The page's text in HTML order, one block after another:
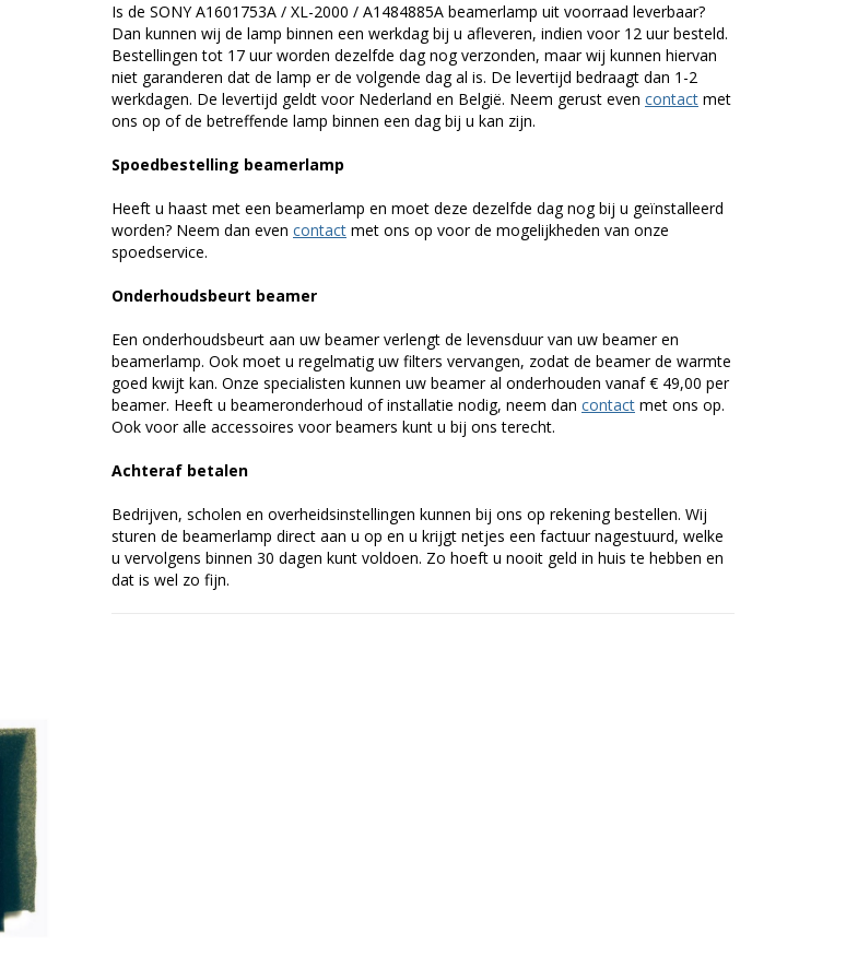
Is de SONY A1601753A / XL-2000 / A1484885A beamerlamp uit voorraad leverbaar?
Dan kunnen wij de lamp binnen een werkdag bij u afleveren, indien voor 12 uur besteld.
Bestellingen tot 17 uur worden dezelfde dag nog verzonden, maar wij kunnen hiervan
niet garanderen dat de lamp er de volgende dag al is. De levertijd bedraagt dan 1-2
werkdagen. De levertijd geldt voor Nederland en België. Neem gerust even contact met
ons op of de betreffende lamp binnen een dag bij u kan zijn.
Spoedbestelling beamerlamp
Heeft u haast met een beamerlamp en moet deze dezelfde dag nog bij u geïnstalleerd
worden? Neem dan even contact met ons op voor de mogelijkheden van onze
spoedservice.
Onderhoudsbeurt beamer
Een onderhoudsbeurt aan uw beamer verlengt de levensduur van uw beamer en
beamerlamp. Ook moet u regelmatig uw filters vervangen, zodat de beamer de warmte
goed kwijt kan. Onze specialisten kunnen uw beamer al onderhouden vanaf € 49,00 per
beamer. Heeft u beameronderhoud of installatie nodig, neem dan contact met ons op.
Ook voor alle accessoires voor beamers kunt u bij ons terecht.
Achteraf betalen
Bedrijven, scholen en overheidsinstellingen kunnen bij ons op rekening bestellen. Wij
sturen de beamerlamp direct aan u op en u krijgt netjes een factuur nagestuurd, welke
u vervolgens binnen 30 dagen kunt voldoen. Zo hoeft u nooit geld in huis te hebben en
dat is wel zo fijn.